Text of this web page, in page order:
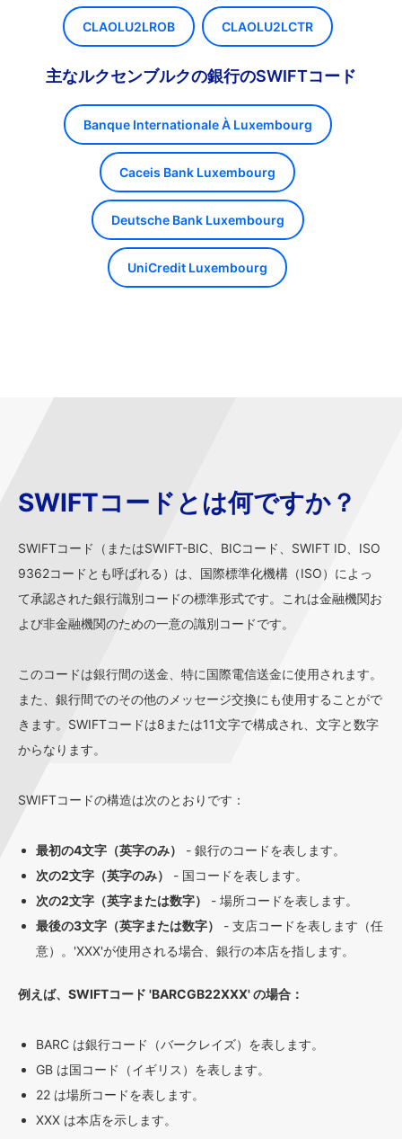
CLAOLU2LROB CLAOLU2LCTR
主なルクセンブルクの銀行のSWIFTコード
Banque Internationale À Luxembourg
Caceis Bank Luxembourg
Deutsche Bank Luxembourg
UniCredit Luxembourg
SWIFTコードとは何ですか？
SWIFTコード（またはSWIFT-BIC、BICコード、SWIFT ID、ISO
9362コードとも呼ばれる）は、国際標準化機構（ISO）によっ
て承認された銀行識別コードの標準形式です。これは金融機関お
よび非金融機関のための一意の識別コードです。
このコードは銀行間の送金、特に国際電信送金に使用されます。
また、銀行間でのその他のメッセージ交換にも使用することがで
きます。SWIFTコードは8または11文字で構成され、文字と数字
からなります。
SWIFTコードの構造は次のとおりです：
最初の4文字（英字のみ）
- 銀行のコードを表します。
次の2文字（英字のみ）
- 国コードを表します。
次の2文字（英字または数字）
- 場所コードを表します。
最後の3文字（英字または数字）
- 支店コードを表します（任
意）。'XXX'が使用される場合、銀行の本店を指します。
例えば、SWIFTコード 'BARCGB22XXX' の場合：
BARC は銀行コード（バークレイズ）を表します。
GB は国コード（イギリス）を表します。
22 は場所コードを表します。
XXX は本店を示します。